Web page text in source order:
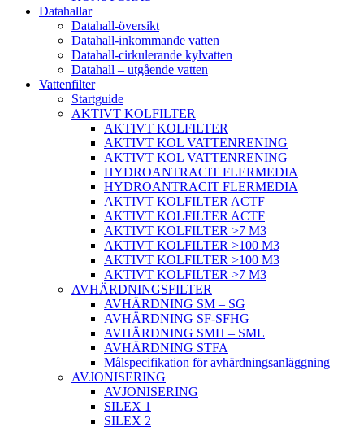
Datahallar
Datahall-översikt
Datahall-inkommande vatten
Datahall-cirkulerande kylvatten
Datahall – utgående vatten
Vattenfilter
Startguide
AKTIVT KOLFILTER
AKTIVT KOLFILTER
AKTIVT KOL VATTENRENING
AKTIVT KOL VATTENRENING
HYDROANTRACIT FLERMEDIA
HYDROANTRACIT FLERMEDIA
AKTIVT KOLFILTER ACTF
AKTIVT KOLFILTER ACTF
AKTIVT KOLFILTER >7 M3
AKTIVT KOLFILTER >100 M3
AKTIVT KOLFILTER >100 M3
AKTIVT KOLFILTER >7 M3
AVHÄRDNINGSFILTER
AVHÄRDNING SM – SG
AVHÄRDNING SF-SFHG
AVHÄRDNING SMH – SML
AVHÄRDNING STFA
Målspecifikation för avhärdningsanläggning
AVJONISERING
AVJONISERING
SILEX 1
SILEX 2